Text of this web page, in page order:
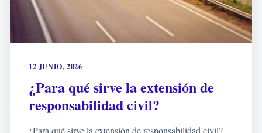
12 JUNIO, 2026
¿Para qué sirve la extensión de
responsabilidad civil?
¿Para qué sirve la extensión de responsabilidad civil?